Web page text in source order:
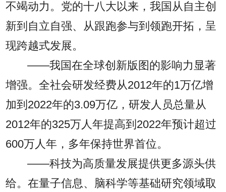
不竭动力。党的十八大以来，我国从自主创
新到自立自强、从跟跑参与到领跑开拓，呈
现跨越式发展。
——我国在全球创新版图的影响力显著
增强。全社会研发经费从2012年的1万亿增
加到2022年的3.09万亿，研发人员总量从
2012年的325万人年提高到2022年预计超过
600万人年，多年保持世界首位。
——科技为高质量发展提供更多源头供
给。在量子信息、脑科学等基础研究领域取